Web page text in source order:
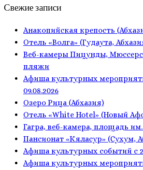
Свежие записи
Анакопийская крепость
Отель «Волга» (Гудаута,
Веб-камеры Пицунды,
пляжи
Афиша культурных
09.08.2026
Озеро Рица (Абхазия)
Отель «White Hotel» (Новый
Гагра, веб-камера, площадь
Пансионат «Кяласур» (Сухум,
Афиша культурных событий с
Афиша культурных